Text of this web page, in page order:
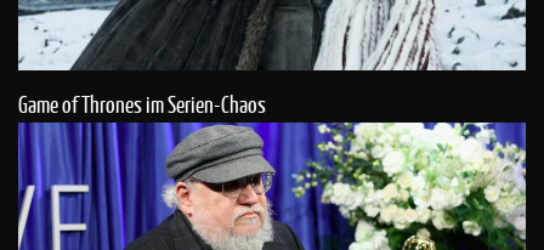
Game of Thrones im Serien-Chaos